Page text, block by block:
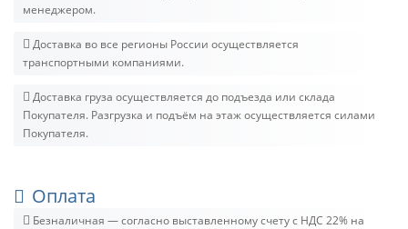
менеджером.
Доставка во все регионы России осуществляется
транспортными компаниями.
Доставка груза осуществляется до подъезда или склада
Покупателя. Разгрузка и подъём на этаж осуществляется силами
Покупателя.
Оплата
Безналичная — согласно выставленному счету c НДС 22% на